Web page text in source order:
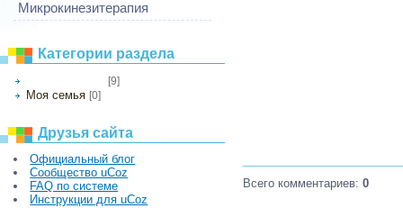
Микрокинезитерапия
Категории раздела
[9]
Моя семья [0]
Друзья сайта
Официальный блог
Сообщество uCoz
FAQ по системе
Инструкции для uCoz
Всего комментариев: 0